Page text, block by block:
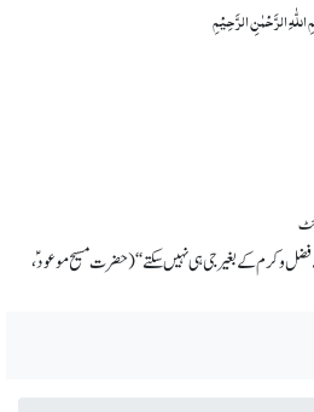
الرَّحۡمٰنِ الرَّحِیۡمِ
و کرم کے بغیر جی ہی نہیں سکتے‘‘ (حضرت مسیح موعود ؑ،